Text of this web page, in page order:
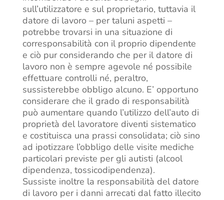
sull’utilizzatore e sul proprietario, tuttavia il
datore di lavoro – per taluni aspetti –
potrebbe trovarsi in una situazione di
corresponsabilità con il proprio dipendente
e ciò pur considerando che per il datore di
lavoro non è sempre agevole né possibile
effettuare controlli né, peraltro,
sussisterebbe obbligo alcuno. E’ opportuno
considerare che il grado di responsabilità
può aumentare quando l’utilizzo dell’auto di
proprietà del lavoratore diventi sistematico
e costituisca una prassi consolidata; ciò sino
ad ipotizzare l’obbligo delle visite mediche
particolari previste per gli autisti (alcool
dipendenza, tossicodipendenza).
Sussiste inoltre la responsabilità del datore
di lavoro per i danni arrecati dal fatto illecito